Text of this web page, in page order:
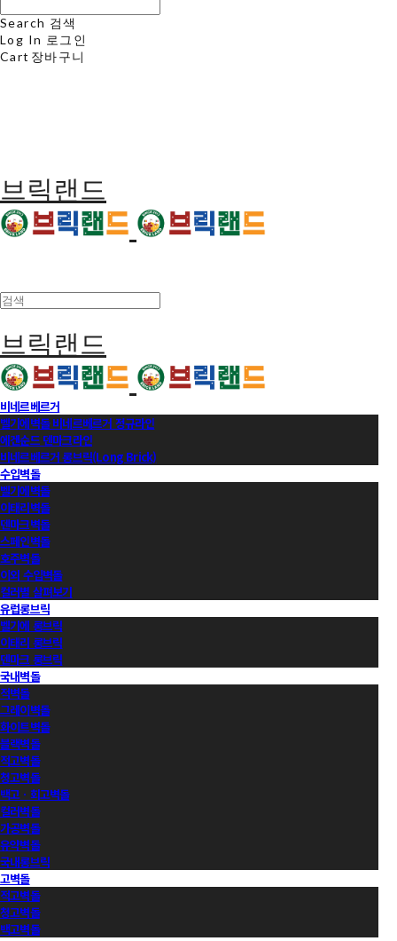
Search 검색
Log In 로그인
Cart 장바구니
브릭랜드
브릭랜드
비네르베르거
벨기에벽돌 비네르베르거 정규라인
에겐순드 덴마크라인
비네르베르거 롱브릭(Long Brick)
수입벽돌
벨기에벽돌
이태리벽돌
덴마크벽돌
스페인벽돌
호주벽돌
이외 수입벽돌
컬러별 살펴보기
유럽롱브릭
벨기에 롱브릭
이태리 롱브릭
덴마크 롱브릭
국내벽돌
적벽돌
그레이벽돌
화이트벽돌
블랙벽돌
적고벽돌
청고벽돌
백고ㆍ회고벽돌
컬러벽돌
가공벽돌
유약벽돌
국내롱브릭
고벽돌
적고벽돌
청고벽돌
백고벽돌